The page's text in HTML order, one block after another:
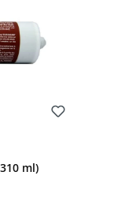
ml)